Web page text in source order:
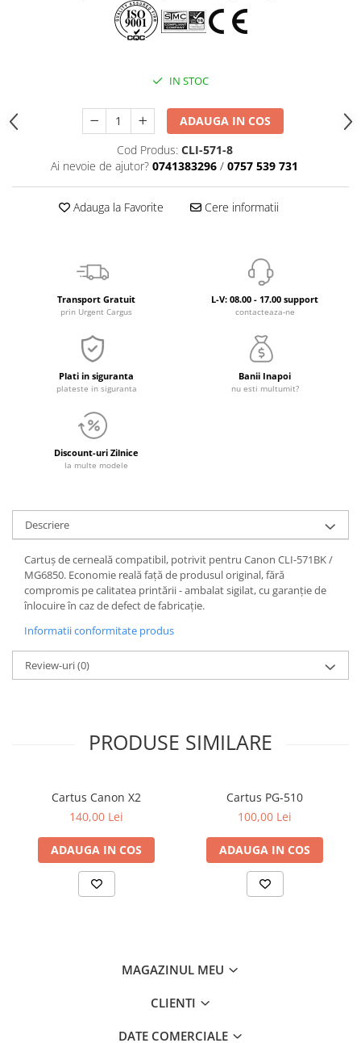
IN STOC
ADAUGA IN COS
Cod Produs: CLI-571-8
Ai nevoie de ajutor? 0741383296 / 0757 539 731
Adauga la Favorite Cere informatii
Transport Gratuit
prin Urgent Cargus
L-V: 08.00 - 17.00 support
contacteaza-ne
Plati in siguranta
plateste in siguranta
Banii Inapoi
nu esti multumit?
Discount-uri Zilnice
la multe modele
Descriere
Cartuș de cerneală compatibil, potrivit pentru Canon CLI-571BK /
MG6850. Economie reală față de produsul original, fără
compromis pe calitatea printării - ambalat sigilat, cu garanție de
înlocuire în caz de defect de fabricație.
Informatii conformitate produs
Review-uri(0)
PRODUSE SIMILARE
Cartus Canon X2
140,00 Lei
ADAUGA IN COS
Cartus PG-510
100,00 Lei
ADAUGA IN COS
MAGAZINUL MEU
CLIENTI
DATE COMERCIALE